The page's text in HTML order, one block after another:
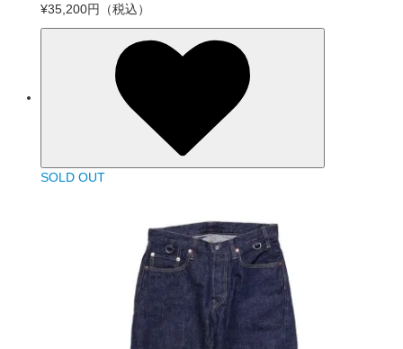
¥35,200円
（税込）
SOLD OUT